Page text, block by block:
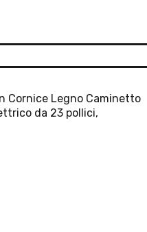
Cornice Legno Caminetto
da 23 pollici,